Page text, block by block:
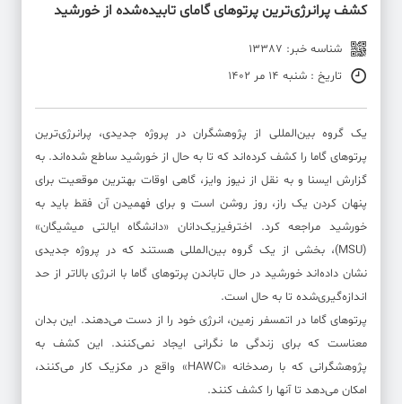
کشف پرانرژی‌ترین پرتوهای گامای تابیده‌شده از خورشید
شناسه خبر: 13387
تاریخ : شنبه 14 مر 1402
یک گروه بین‌المللی از پژوهشگران در پروژه جدیدی، پرانرژی‌ترین
پرتوهای گاما را کشف کرده‌اند که تا به حال از خورشید ساطع شده‌اند. به
گزارش ایسنا و به نقل از نیوز وایز، گاهی اوقات بهترین موقعیت برای
پنهان کردن یک راز، روز روشن است و برای فهمیدن آن فقط باید به
خورشید مراجعه کرد. اخترفیزیک‌دانان «دانشگاه ایالتی میشیگان»
(MSU)، بخشی از یک گروه بین‌المللی هستند که در پروژه جدیدی
نشان داده‌اند خورشید در حال تاباندن پرتوهای گاما با انرژی‌ بالاتر از حد
اندازه‌گیری‌شده تا به حال است.
پرتوهای گاما در اتمسفر زمین، انرژی خود را از دست می‌دهند. این بدان
معناست که برای زندگی ما نگرانی ایجاد نمی‌کنند. این کشف به
پژوهشگرانی که با رصدخانه «HAWC» واقع در مکزیک کار می‌کنند،
امکان می‌دهد تا آنها را کشف کنند.